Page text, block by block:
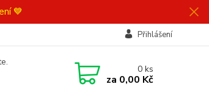
💙
Přihlášení
0ks
za 0,00 Kč